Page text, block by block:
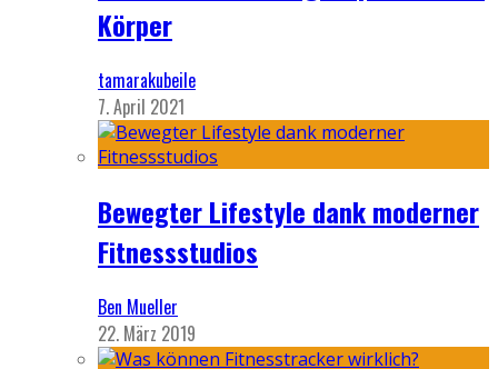
Körper
tamarakubeile
7. April 2021
Bewegter Lifestyle dank moderner
Fitnessstudios
Ben Mueller
22. März 2019